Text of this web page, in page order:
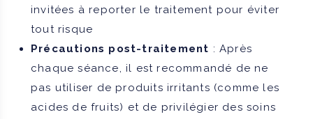
invitées à reporter le traitement pour éviter
tout risque
Précautions post-traitement : Après
chaque séance, il est recommandé de ne
pas utiliser de produits irritants (comme les
acides de fruits) et de privilégier des soins